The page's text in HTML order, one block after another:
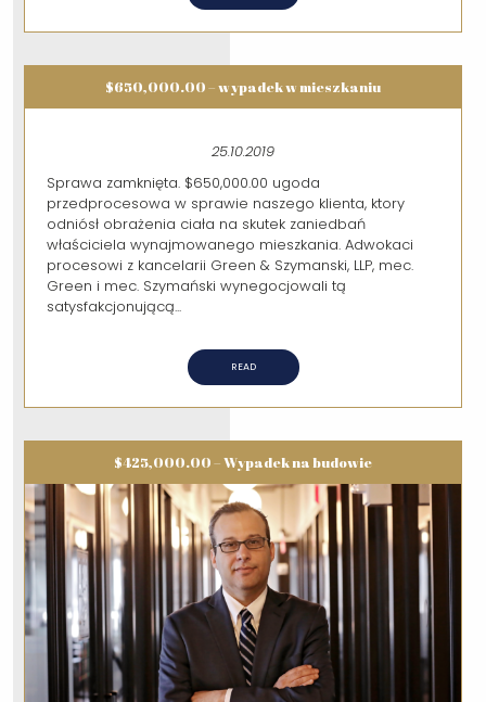
$650,000.00 – wypadek w mieszkaniu
25.10.2019
Sprawa zamknięta. $650,000.00 ugoda
przedprocesowa w sprawie naszego klienta, ktory
odniósł obrażenia ciała na skutek zaniedbań
właściciela wynajmowanego mieszkania. Adwokaci
procesowi z kancelarii Green & Szymanski, LLP, mec.
Green i mec. Szymański wynegocjowali tą
satysfakcjonującą...
READ
$425,000.00 – Wypadek na budowie